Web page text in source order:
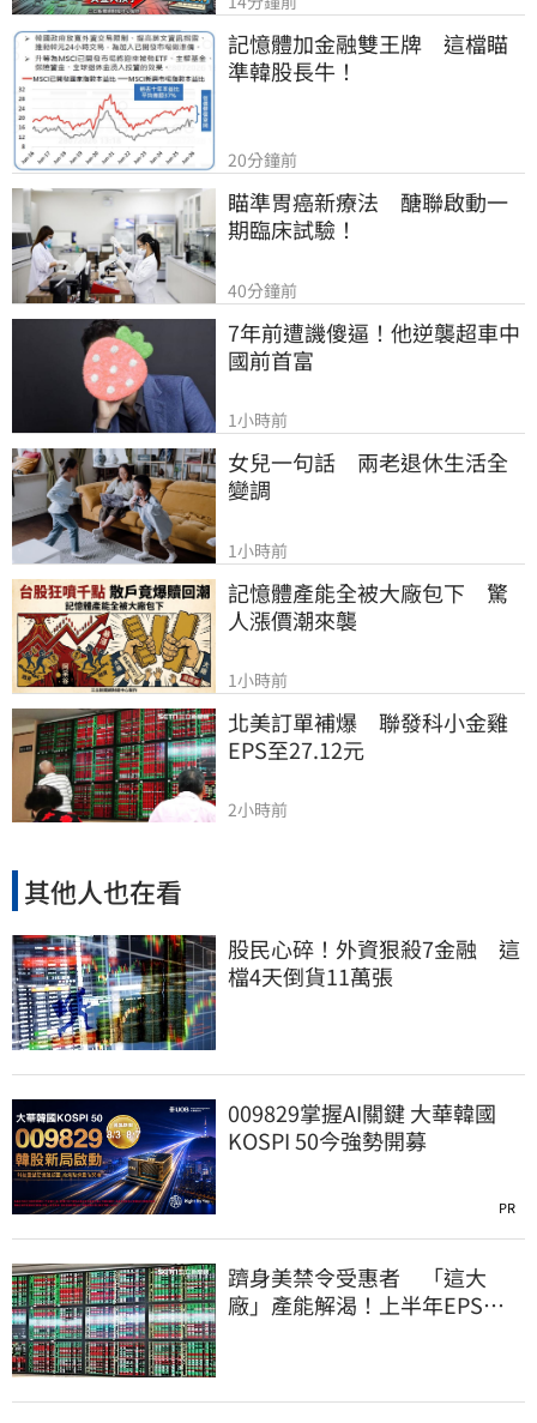
記憶體加金融雙王牌　這檔瞄
準韓股長牛！
20分鐘前
瞄準胃癌新療法　醣聯啟動一
期臨床試驗！
40分鐘前
7年前遭譏傻逼！他逆襲超車中
國前首富
1小時前
女兒一句話　兩老退休生活全
變調
1小時前
記憶體產能全被大廠包下　驚
人漲價潮來襲
1小時前
北美訂單補爆　聯發科小金雞
EPS至27.12元
2小時前
其他人也在看
股民心碎！外資狠殺7金融 這
檔4天倒貨11萬張
009829掌握AI關鍵 大華韓國
KOSPI 50今強勢開募
PR
躋身美禁令受惠者 「這大
廠」產能解渴！上半年EPS衝